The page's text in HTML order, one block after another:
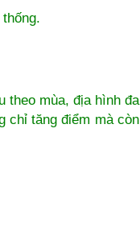
theo mùa, địa hình đa
chỉ tăng điểm mà còn